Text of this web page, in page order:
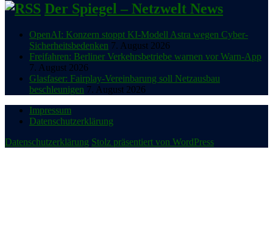
Der Spiegel – Netzwelt News
OpenAI: Konzern stoppt KI-Modell Astra wegen Cyber-
Sicherheitsbedenken 7. August 2026
Freifahren: Berliner Verkehrsbetriebe warnen vor Warn-App
7. August 2026
Glasfaser: Fairplay-Vereinbarung soll Netzausbau
beschleunigen 7. August 2026
Impressum
Datenschutzerklärung
Datenschutzerklärung Stolz präsentiert von WordPress